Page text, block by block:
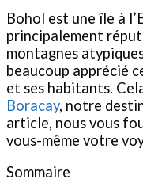
Bohol est une île à
principalement
montagnes
beaucoup apprécié
et ses habitants.
Boracay, notre
article, nous vous
vous-même votre
Sommaire